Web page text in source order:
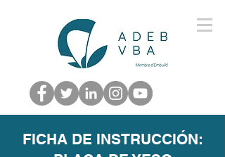
FICHA DE INSTRUCCIÓN: